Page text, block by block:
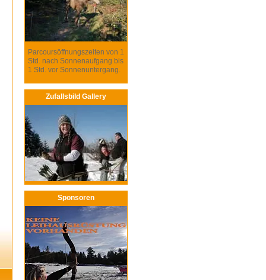
Parcoursöffnungszeiten von 1
Std. nach Sonnenaufgang bis
1 Std. vor Sonnenuntergang.
Zufallsbild Gallery
Sponsoren